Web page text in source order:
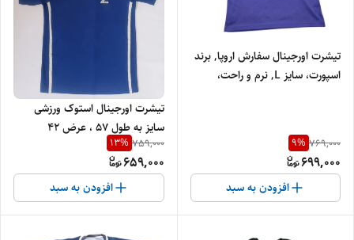
تیشرت اورجینال سفارش اروپا, برند
اسپورت، سایز L, نرم و راحت،
769,000
9%
699,000
افزودن به سبد
تیشرت اورجینال استوک ورزشی
سایز به طول 57 ، عرض 42
759,000
13%
659,000
افزودن به سبد